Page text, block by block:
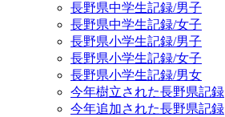
長野県中学生記録/男子
長野県中学生記録/女子
長野県小学生記録/男子
長野県小学生記録/女子
長野県小学生記録/男女
今年樹立された長野県記録
今年追加された長野県記録